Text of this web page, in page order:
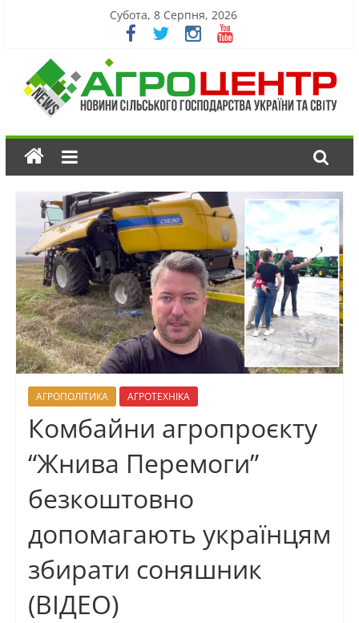
Субота, 8 Серпня, 2026
АГРОПОЛІТИКА АГРОТЕХНІКА
Комбайни агропроєкту
“Жнива Перемоги”
безкоштовно
допомагають українцям
збирати соняшник
(ВІДЕО)